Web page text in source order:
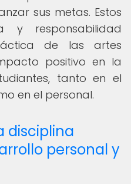
sus metas. Estos
y responsabilidad
de las artes
positivo en la
tanto en el
en el personal.
disciplina
personal y